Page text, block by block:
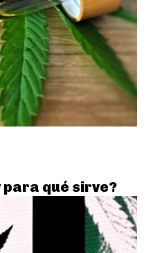
para qué sirve?